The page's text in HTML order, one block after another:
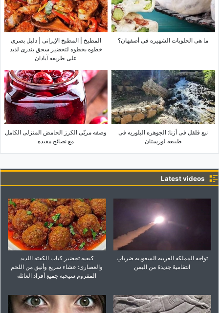
ما هی الحلویات الشهیره فی أصفهان؟
المطبخ | المطبخ الإیرانی | دلیل بصری
خطوه بخطوه لتحضیر سجق بندری لذیذ
على طریقه آبادان
نبع قلقل فی أزنا: الجوهره البلوریه فی
طبیعه لورستان
وصفه مربّى الکرز الحامض المنزلی الکامل
مع نصائح مفیده
Latest videos
تواجه المملکه العربیه السعودیه ضرباتٍ
انتقامیهً جدیدهً من الیمن
کیفیه تحضیر کباب الکفته اللذیذ
والعصاری: عشاء سریع وأنیق من اللحم
المفروم سیحبه جمیع أفراد العائله